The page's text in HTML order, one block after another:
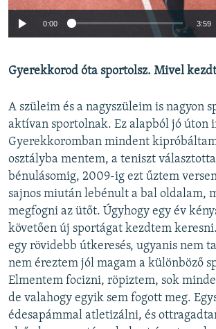
720p 1080p
0:00 3:59
Gyerekkorod óta sportolsz. Mivel
A szüleim és a nagyszüleim is nagyon
aktívan sportolnak. Ez alapból jó úton
Gyerekkoromban mindent
osztályba mentem, a teniszt
bénulásomig, 2009-ig ezt űztem
sajnos miután lebénult a bal oldalam,
megfogni az ütőt. Úgyhogy egy év
követően új sportágat kezdtem
egy rövidebb útkeresés, ugyanis nem
nem éreztem jól magam a különböző
Elmentem focizni, röpiztem, sok
de valahogy egyik sem fogott meg.
édesapámmal atletizálni, és